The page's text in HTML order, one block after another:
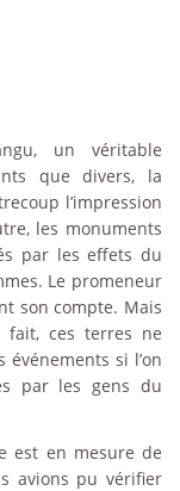
un véritable
que divers, la
l’impression
les monuments
par les effets du
Le promeneur
son compte. Mais
fait, ces terres ne
si l’on
par les gens du
est en mesure de
avions pu vérifier